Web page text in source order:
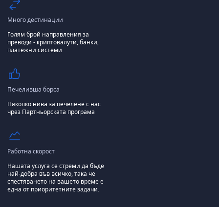
Много дестинации
Голям брой направления за
преводи - криптовалути, банки,
платежни системи
Печеливша борса
Няколко нива за печелене с нас
чрез Партньорската програма
Работна скорост
Нашата услуга се стреми да бъде
най-добра във всичко, така че
спестяването на вашето време е
една от приоритетните задачи.